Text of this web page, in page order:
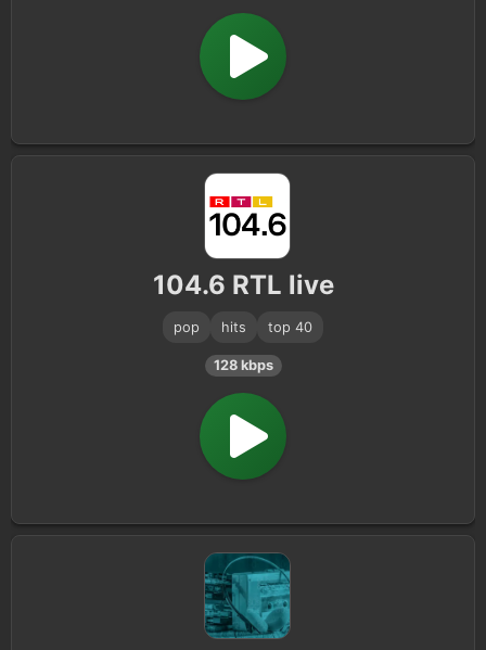
104.6 RTL live
pop hits top 40
128 kbps